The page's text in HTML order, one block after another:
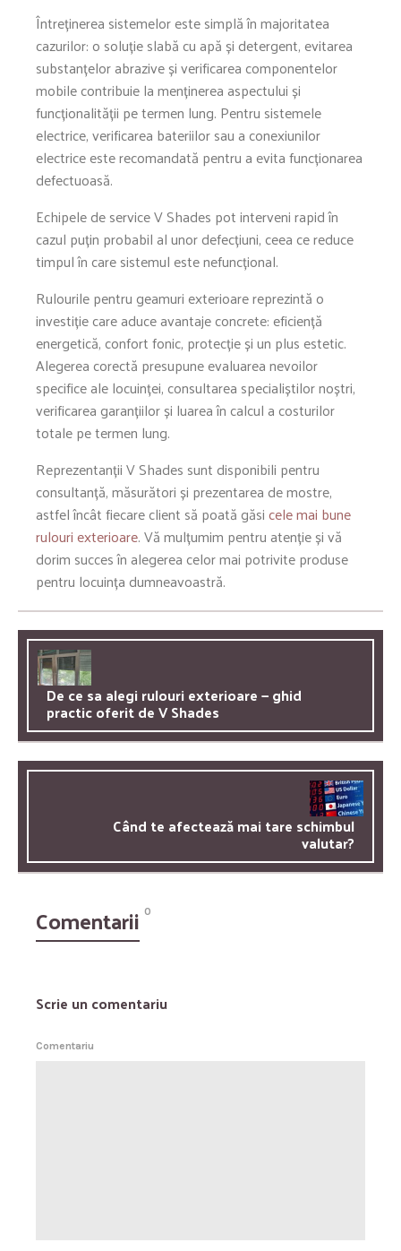
Întreținerea sistemelor este simplă în majoritatea
cazurilor: o soluție slabă cu apă și detergent, evitarea
substanțelor abrazive și verificarea componentelor
mobile contribuie la menținerea aspectului și
funcționalității pe termen lung. Pentru sistemele
electrice, verificarea bateriilor sau a conexiunilor
electrice este recomandată pentru a evita funcționarea
defectuoasă.
Echipele de service V Shades pot interveni rapid în
cazul puțin probabil al unor defecțiuni, ceea ce reduce
timpul în care sistemul este nefuncțional.
Rulourile pentru geamuri exterioare reprezintă o
investiție care aduce avantaje concrete: eficiență
energetică, confort fonic, protecție și un plus estetic.
Alegerea corectă presupune evaluarea nevoilor
specifice ale locuinței, consultarea specialiștilor noștri,
verificarea garanțiilor și luarea în calcul a costurilor
totale pe termen lung.
Reprezentanții V Shades sunt disponibili pentru
consultanță, măsurători și prezentarea de mostre,
astfel încât fiecare client să poată găsicele mai bune
rulouri exterioare. Vă mulțumim pentru atenție și vă
dorim succes în alegerea celor mai potrivite produse
pentru locuința dumneavoastră.
De ce sa alegi rulouri exterioare — ghid
practic oferit de V Shades
Când te afectează mai tare schimbul
valutar?
Comentarii 0
Scrie un comentariu
Comentariu